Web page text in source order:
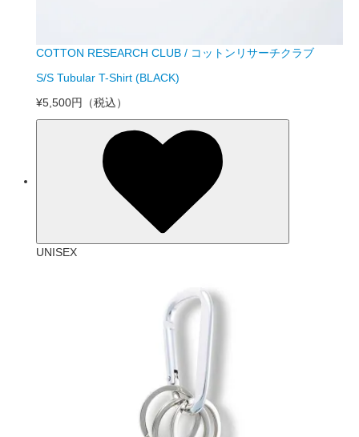
COTTON RESEARCH CLUB / コットンリサーチクラブ
S/S Tubular T-Shirt (BLACK)
¥5,500円
（税込）
UNISEX